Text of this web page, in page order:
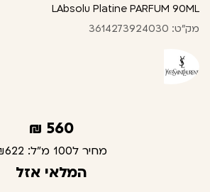
LAbsolu Platine PARFUM 90ML
מק"ט: 3614273924030
560
₪
מחיר ל100 מ"ל:
המלאי אזל